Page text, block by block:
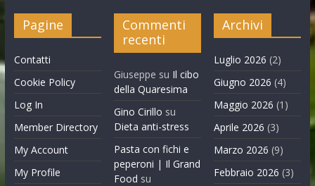
Pagine
Contatti
Cookie Policy
Log In
Member Directory
My Account
My Profile
Commenti
recenti
Giuseppe su Il cibo
della Quaresima
Gino Cirillo su
Dieta anti-stress
Pasta con fichi e
peperoni | Il Grand
Food su
Archivi
Luglio 2026 (2)
Giugno 2026 (4)
Maggio 2026 (1)
Aprile 2026 (3)
Marzo 2026 (9)
Febbraio 2026 (3)